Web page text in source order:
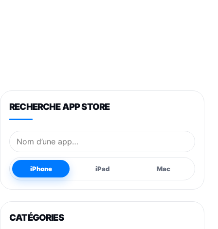
RECHERCHE APP STORE
Nom de l’application
iPhone iPad Mac
CATÉGORIES